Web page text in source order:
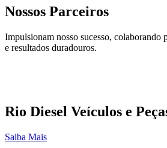
Nossos Parceiros
Impulsionam nosso sucesso, colaborando
e resultados duradouros.
Rio Diesel Veículos e
Saiba Mais